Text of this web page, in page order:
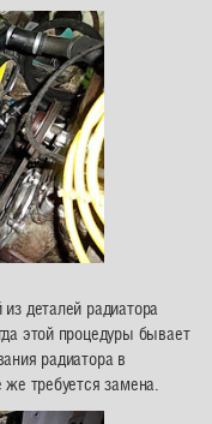
деталей радиатора
этой процедуры бывает
радиатора в
требуется замена.